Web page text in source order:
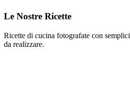
Le Nostre Ricette
Ricette di cucina fotografate con
da realizzare.